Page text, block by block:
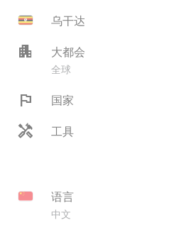
乌干达
apartment 大都会
全球
flag 国家
handyman 工具
语言
中文